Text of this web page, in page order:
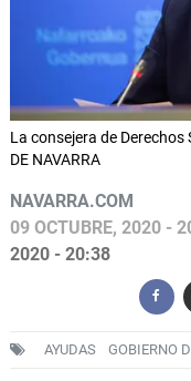
La consejera de Derechos
DE NAVARRA
NAVARRA.COM
09 OCTUBRE, 2020 -
2020 - 20:38
AYUDAS GOBIERNO